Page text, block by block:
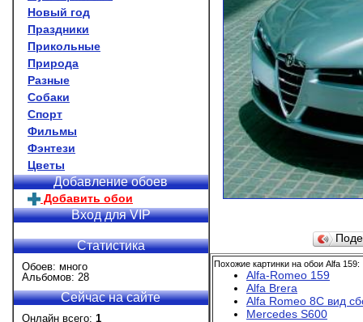
Новый год
Праздники
Прикольные
Природа
Разные
Собаки
Спорт
Фильмы
Фэнтези
Цветы
Добавление обоев
Добавить обои
Вход для VIP
Статистика
Обоев: много
Альбомов: 28
Сейчас на сайте
Онлайн всего: 1
Похожие картинки на обои Alfa 159:
Alfa-Romeo 159
Alfa Brera
Alfa Romeo 8C вид
Mercedes S600